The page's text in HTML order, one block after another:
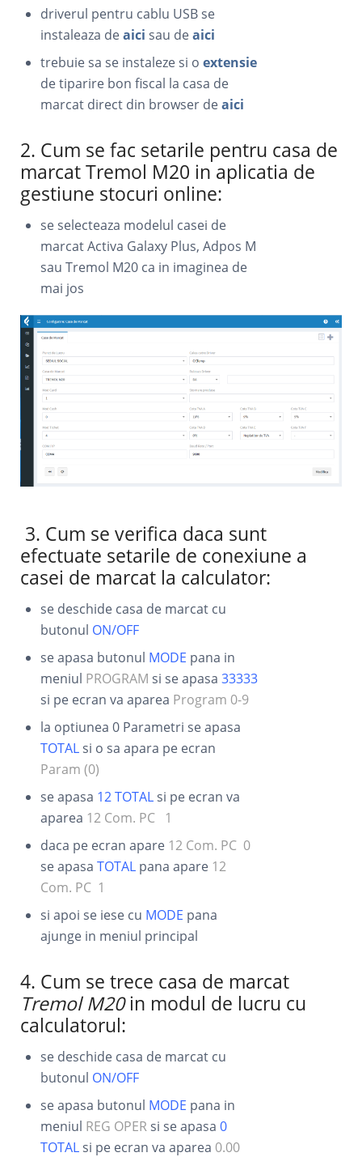
driverul pentru cablu USB se
instaleaza deaici sau deaici
trebuie sa se instaleze si oextensie
de tiparire bon fiscal la casa de
marcat direct din browser deaici
2. Cum se fac setarile pentru casa de
marcat Tremol M20 in aplicatia de
gestiune stocuri online:
se selecteaza modelul casei de
marcat Activa Galaxy Plus, Adpos M
sau Tremol M20 ca in imaginea de
mai jos
3. Cum se verifica daca sunt
efectuate setarile de conexiune a
casei de marcat la calculator:
se deschide casa de marcat cu
butonul ON/OFF
se apasa butonul MODE pana in
meniul PROGRAM si se apasa33333
si pe ecran va aparea Program 0-9
la optiunea 0 Parametri se apasa
TOTALsi o sa apara pe ecran
Param (0)
se apasa 12 TOTALsi pe ecran va
aparea 12 Com. PC 1
daca pe ecran apare 12 Com. PC 0
se apasaTOTAL pana apare 12
Com. PC 1
si apoi se iese cu MODE pana
ajunge in meniul principal
4. Cum se trece casa de marcat
Tremol M20in modul de lucru cu
calculatorul:
se deschide casa de marcat cu
butonul ON/OFF
se apasa butonul MODE pana in
meniul REG OPERsi se apasa0
TOTALsi pe ecran va aparea 0.00